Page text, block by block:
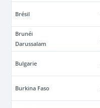
Brésil
Brunéi
Darussalam
Bulgarie
Burkina Faso